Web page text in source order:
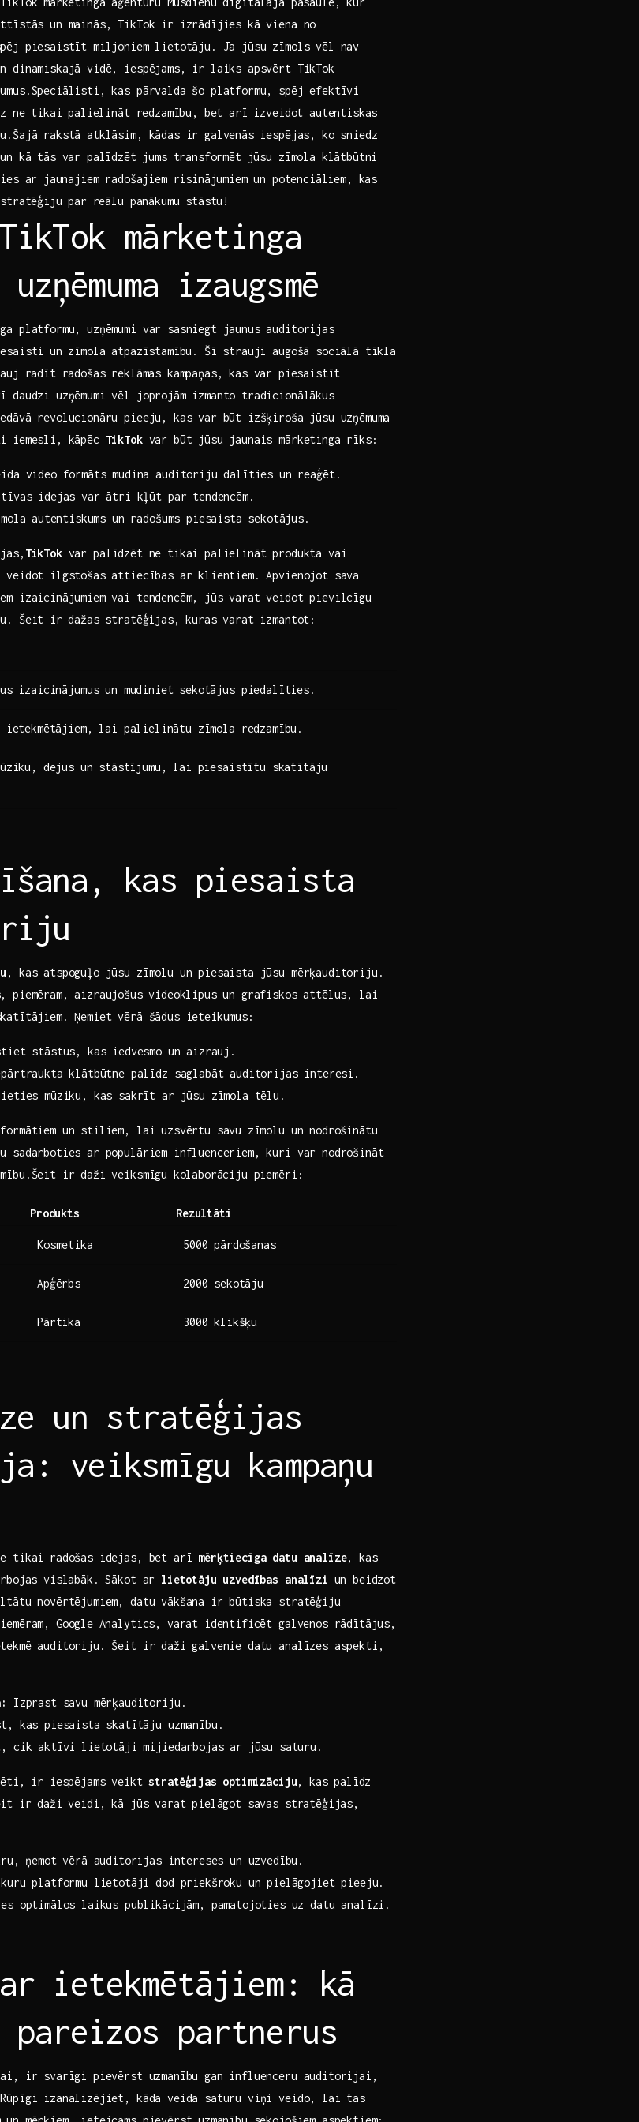
un mainās, TikTok ir izrādījies kā viena no
spēj piesaistīt miljoniem lietotāju. Ja jūsu zīmols ‌vēl nav
dinamiskajā vidē, iespējams, ir laiks apsvērt TikTok
kas pārvalda šo platformu, spēj efektīvi⁣
ne tikai palielināt redzamību, bet arī izveidot autentiskas​
rakstā atklāsim, kādas ir galvenās ⁣iespējas, ko sniedz
un kā tās⁣ var palīdzēt⁣ jums transformēt jūsu zīmola klātbūtni
ar⁤ jaunajiem radošajiem risinājumiem un ⁣potenciāliem, kas
⁤par reālu‌ panākumu stāstu!
mārketinga⁣
izaugsmē
platformu, uzņēmumi var sasniegt jaunus auditorijas
un⁣ zīmola atpazīstamību. Šī strauji augošā sociālā tīkla
radīt radošas reklāmas kampaņas, kas var ⁢piesaistīt
uzņēmumi vēl joprojām izmanto tradicionālākus⁣
revolucionāru pieeju, kas var būt izšķiroša jūsu uzņēmuma
iemesli, kāpēc TikTokvar būt jūsu jaunais mārketinga rīks:
video formāts mudina auditoriju dalīties un reaģēt.
idejas var ātri kļūt par tendencēm.
⁢autentiskums un radošums piesaista sekotājus.
TikTokvar palīdzēt ne tikai ‍palielināt produkta vai
veidot‌ ilgstošas attiecības ar klientiem. Apvienojot sava
​izaicinājumiem vai tendencēm,‍ jūs ​varat veidot pievilcīgu
Šeit ⁣ir dažas stratēģijas, kuras varat izmantot:
izaicinājumus un mudiniet sekotājus piedalīties.
lai palielinātu zīmola redzamību.
dejus ⁤un stāstījumu, lai piesaistītu skatītāju
kas piesaista
, kas atspoguļo jūsu zīmolu un piesaista jūsu mērķauditoriju.
piemēram, aizraujošus⁤ videoklipus un grafiskos attēlus, lai
Ņemiet vērā ​šādus ieteikumus:
stāstus, kas iedvesmo un⁣ aizrauj.
klātbūtne palīdz saglabāt auditorijas interesi.
mūziku, kas sakrīt ar jūsu zīmola tēlu.
un stiliem, lai uzsvērtu savu⁣ zīmolu un nodrošinātu‌
sadarboties ar populāriem influenceriem, kuri var nodrošināt
ir daži veiksmīgu ⁢kolaborāciju piemēri:
Produkts Rezultāti
Kosmetika 5000 pārdošanas
Apģērbs 2000 sekotāju
Pārtika 3000 klikšķu
un stratēģijas
‍veiksmīgu kampaņu
ne tikai ​radošas idejas, bet arī mērķtiecīga datu analīze, kas
vislabāk. Sākot ar lietotāju uzvedības analīzi un beidzot
novērtējumiem, datu vākšana ir būtiska stratēģiju
Google⁢ Analytics,‍ varat identificēt galvenos rādītājus,
auditoriju. Šeit ir daži galvenie datu analīzes aspekti,
Izprast savu mērķauditoriju.
kas‍ piesaista skatītāju uzmanību.
cik aktīvi lietotāji mijiedarbojas ‌ar jūsu‌ saturu.
ir iespējams veikt⁣stratēģijas optimizāciju, ⁢kas palīdz
Šeit ir ⁢daži veidi, kā jūs varat pielāgot savas stratēģijas,
ņemot vērā auditorijas intereses un uzvedību.
platformu lietotāji dod priekšroku un pielāgojiet pieeju.
optimālos laikus publikācijām,‌ pamatojoties uz datu analīzi.
ietekmētājiem: kā
partnerus
ir svarīgi pievērst uzmanību gan influenceru auditorijai,
Rūpīgi izanalizējiet, kāda veida‌ saturu viņi veido, lai tas